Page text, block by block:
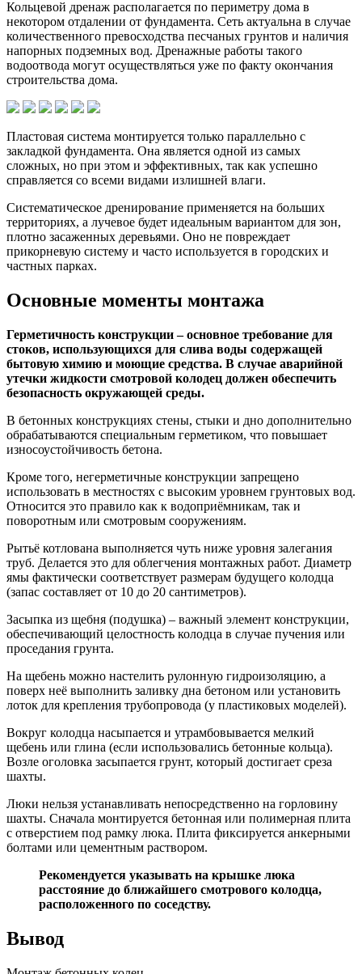
Кольцевой дренаж располагается по периметру дома в
некотором отдалении от фундамента. Сеть актуальна в случае
количественного превосходства песчаных грунтов и наличия
напорных подземных вод. Дренажные работы такого
водоотвода могут осуществляться уже по факту окончания
строительства дома.
Пластовая система монтируется только параллельно с
закладкой фундамента. Она является одной из самых
сложных, но при этом и эффективных, так как успешно
справляется со всеми видами излишней влаги.
Систематическое дренирование применяется на больших
территориях, а лучевое будет идеальным вариантом для зон,
плотно засаженных деревьями. Оно не повреждает
прикорневую систему и часто используется в городских и
частных парках.
Основные моменты монтажа
Герметичность конструкции – основное требование для
стоков, использующихся для слива воды содержащей
бытовую химию и моющие средства. В случае аварийной
утечки жидкости смотровой колодец должен обеспечить
безопасность окружающей среды.
В бетонных конструкциях стены, стыки и дно дополнительно
обрабатываются специальным герметиком, что повышает
износоустойчивость бетона.
Кроме того, негерметичные конструкции запрещено
использовать в местностях с высоким уровнем грунтовых вод.
Относится это правило как к водоприёмникам, так и
поворотным или смотровым сооружениям.
Рытьё котлована выполняется чуть ниже уровня залегания
труб. Делается это для облегчения монтажных работ. Диаметр
ямы фактически соответствует размерам будущего колодца
(запас составляет от 10 до 20 сантиметров).
Засыпка из щебня (подушка) – важный элемент конструкции,
обеспечивающий целостность колодца в случае пучения или
проседания грунта.
На щебень можно настелить рулонную гидроизоляцию, а
поверх неё выполнить заливку дна бетоном или установить
лоток для крепления трубопровода (у пластиковых моделей).
Вокруг колодца насыпается и утрамбовывается мелкий
щебень или глина (если использовались бетонные кольца).
Возле оголовка засыпается грунт, который достигает среза
шахты.
Люки нельзя устанавливать непосредственно на горловину
шахты. Сначала монтируется бетонная или полимерная плита
с отверстием под рамку люка. Плита фиксируется анкерными
болтами или цементным раствором.
Рекомендуется указывать на крышке люка
расстояние до ближайшего смотрового колодца,
расположенного по соседству.
Вывод